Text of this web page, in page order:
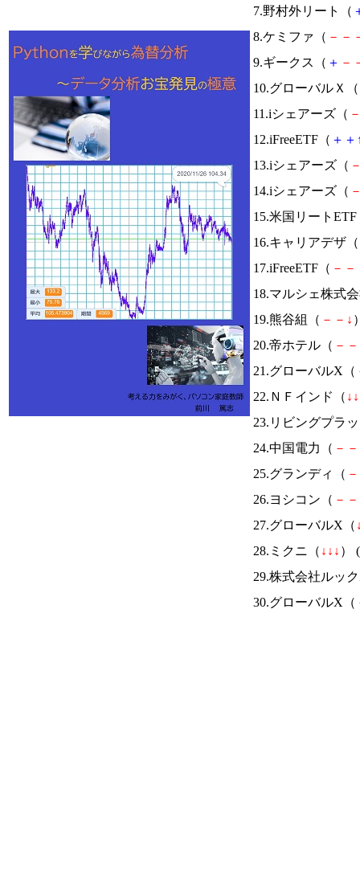
7.野村外リート（
8.ケミファ（ － －
9.ギークス（ ＋ －
10.グローバルＸ（
11.iシェアーズ（
12.iFreeETF（ ＋ ＋
13.iシェアーズ（
14.iシェアーズ（
15.米国リートETF
16.キャリアデザ（
17.iFreeETF（ － －
18.マルシェ株式
19.熊谷組（ － － ↓
20.帝ホテル（ － －
21.グローバルX（
22.ＮＦインド（ ↓ ↓
23.リビングプラ
24.中国電力（ － －
25.グランディ（ －
26.ヨシコン（ － －
27.グローバルX（
28.ミクニ（ ↓ ↓ ↓ ） (
29.株式会社ルッ
30.グローバルX（